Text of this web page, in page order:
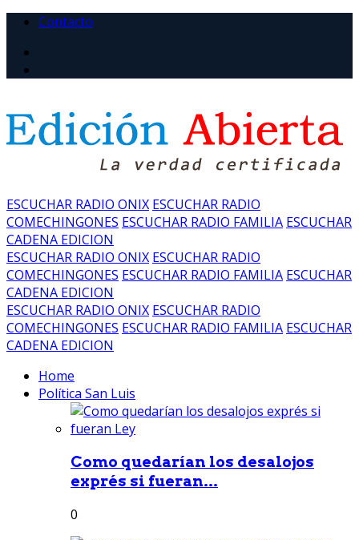
Contacto
ESCUCHAR RADIO ONIX ESCUCHAR RADIO
COMECHINGONES ESCUCHAR RADIO FAMILIA ESCUCHAR
CADENA EDICION
ESCUCHAR RADIO ONIX ESCUCHAR RADIO
COMECHINGONES ESCUCHAR RADIO FAMILIA ESCUCHAR
CADENA EDICION
ESCUCHAR RADIO ONIX ESCUCHAR RADIO
COMECHINGONES ESCUCHAR RADIO FAMILIA ESCUCHAR
CADENA EDICION
Home
Política San Luis
Como quedarían los desalojos
exprés si fueran...
0